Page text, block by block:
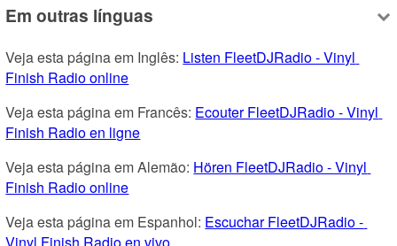
Em outras línguas
Veja esta página em Inglês: Listen FleetDJRadio - Vinyl
Finish Radio online
Veja esta página em Francês: Ecouter FleetDJRadio - Vinyl
Finish Radio en ligne
Veja esta página em Alemão: Hören FleetDJRadio - Vinyl
Finish Radio online
Veja esta página em Espanhol: Escuchar FleetDJRadio -
Vinyl Finish Radio en vivo